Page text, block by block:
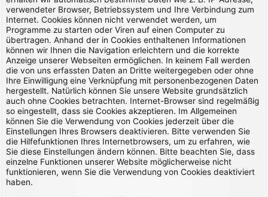
verwendeter Browser, Betriebssystem und Ihre Verbindung zum
Internet. Cookies können nicht verwendet werden, um
Programme zu starten oder Viren auf einen Computer zu
übertragen. Anhand der in Cookies enthaltenen Informationen
können wir Ihnen die Navigation erleichtern und die korrekte
Anzeige unserer Webseiten ermöglichen. In keinem Fall werden
die von uns erfassten Daten an Dritte weitergegeben oder ohne
Ihre Einwilligung eine Verknüpfung mit personenbezogenen Daten
hergestellt. Natürlich können Sie unsere Website grundsätzlich
auch ohne Cookies betrachten. Internet-Browser sind regelmäßig
so eingestellt, dass sie Cookies akzeptieren. Im Allgemeinen
können Sie die Verwendung von Cookies jederzeit über die
Einstellungen Ihres Browsers deaktivieren. Bitte verwenden Sie
die Hilfefunktionen Ihres Internetbrowsers, um zu erfahren, wie
Sie diese Einstellungen ändern können. Bitte beachten Sie, dass
einzelne Funktionen unserer Website möglicherweise nicht
funktionieren, wenn Sie die Verwendung von Cookies deaktiviert
haben.